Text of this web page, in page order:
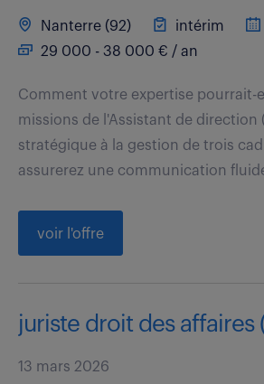
Nanterre (92) intérim
29 000 - 38 000 € / an
Comment votre expertise pourrait-
missions de l'Assistant de direction
stratégique à la gestion de trois
assurerez une communication
voir l'offre
juriste droit des affaires
13 mars 2026